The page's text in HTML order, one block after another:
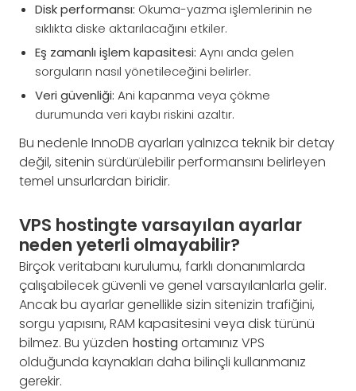
Disk performansı: Okuma-yazma işlemlerinin ne
sıklıkta diske aktarılacağını etkiler.
Eş zamanlı işlem kapasitesi: Aynı anda gelen
sorguların nasıl yönetileceğini belirler.
Veri güvenliği: Ani kapanma veya çökme
durumunda veri kaybı riskini azaltır.
Bu nedenle InnoDB ayarları yalnızca teknik bir detay
değil, sitenin sürdürülebilir performansını belirleyen
temel unsurlardan biridir.
VPS hostingte varsayılan ayarlar
neden yeterli olmayabilir?
Birçok veritabanı kurulumu, farklı donanımlarda
çalışabilecek güvenli ve genel varsayılanlarla gelir.
Ancak bu ayarlar genellikle sizin sitenizin trafiğini,
sorgu yapısını, RAM kapasitesini veya disk türünü
bilmez. Bu yüzden hostingortamınız VPS
olduğunda kaynakları daha bilinçli kullanmanız
gerekir.